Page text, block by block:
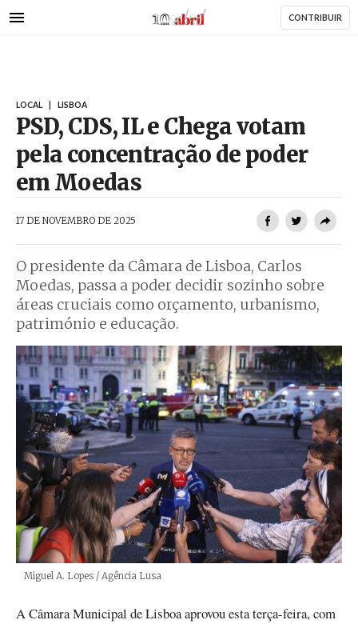
para
AbrilAbril CONTRIBUIR
LOCAL LISBOA
PSD, CDS, IL e Chega votam
pela concentração de poder
em Moedas
17 DE NOVEMBRO DE 2025
O presidente da Câmara de Lisboa, Carlos
Moedas, passa a poder decidir sozinho sobre
áreas cruciais como orçamento, urbanismo,
património e educação.
Créditos
Miguel A. Lopes / Agência Lusa
A Câmara Municipal de Lisboa aprovou esta terça-feira, com